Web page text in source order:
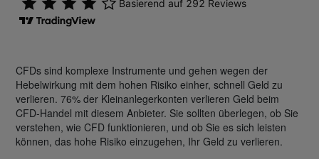
CFDs sind komplexe Instrumente und gehen wegen der
Hebelwirkung mit dem hohen Risiko einher, schnell Geld zu
verlieren. 76% der Kleinanlegerkonten verlieren Geld beim
CFD-Handel mit diesem Anbieter. Sie sollten überlegen, ob Sie
verstehen, wie CFD funktionieren, und ob Sie es sich leisten
können, das hohe Risiko einzugehen, Ihr Geld zu verlieren.